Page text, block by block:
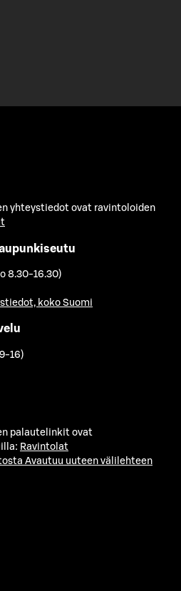
yhteystiedot ovat ravintoloiden
8.30-16.30)
koko Suomi
16)
palautelinkit ovat
Ravintolat
Avautuu uuteen välilehteen